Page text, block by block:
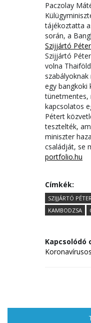
Paczolay
tájékoztatta
során, a
Szijjártó
Szijjártó
volna
egy bangkoki
tünetmentes,
kapcsolatos
Pétert
tesztelték,
miniszter
családját, se
portfolio.hu
Címkék:
SZIJJÁRTÓ
KAMBODZSA
Kapcsolódó